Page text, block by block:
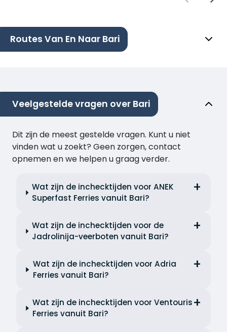
Routes Van En Naar Bari
Veelgestelde vragen over Bari
Dit zijn de meest gestelde vragen. Kunt u niet
vinden wat u zoekt? Geen zorgen, contact
opnemen en we helpen u graag verder.
Wat zijn de inchecktijden voor ANEK
Superfast Ferries vanuit Bari?
Wat zijn de inchecktijden voor de
Jadrolinija-veerboten vanuit Bari?
Wat zijn de inchecktijden voor Adria
Ferries vanuit Bari?
Wat zijn de inchecktijden voor Ventouris
Ferries vanuit Bari?